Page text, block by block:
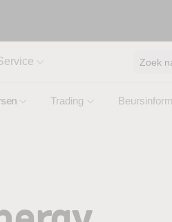
Trading
Zoek